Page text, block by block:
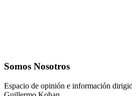
Somos Nosotros
Espacio de opinión e información